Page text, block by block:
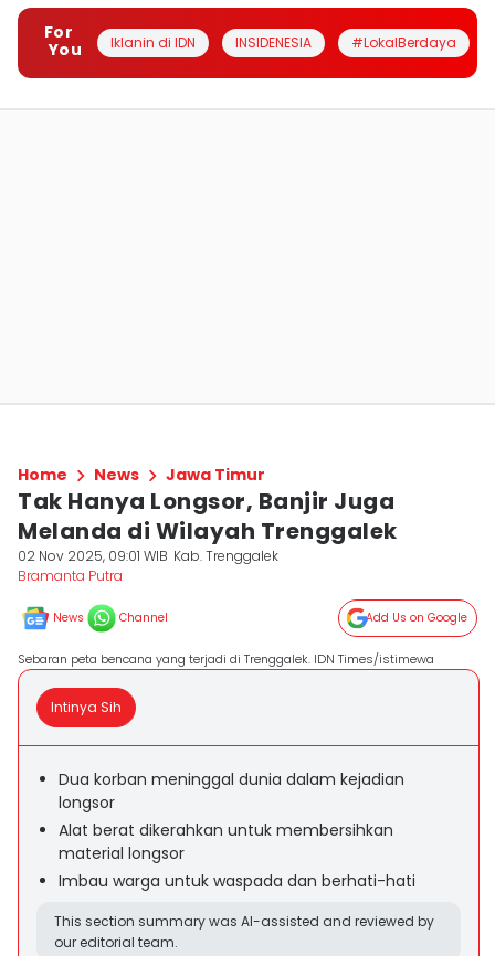
For
You
Iklanin di IDN INSIDENESIA #LokalBerdaya
Home News Jawa Timur
Tak Hanya Longsor, Banjir Juga
Melanda di Wilayah Trenggalek
02 Nov 2025, 09:01 WIB Kab. Trenggalek
Bramanta Putra
News Channel Add Us on Google
Sebaran peta bencana yang terjadi di Trenggalek. IDN Times/istimewa
Intinya Sih
Dua korban meninggal dunia dalam kejadian
longsor
Alat berat dikerahkan untuk membersihkan
material longsor
Imbau warga untuk waspada dan berhati-hati
This section summary was AI-assisted and reviewed by
our editorial team.